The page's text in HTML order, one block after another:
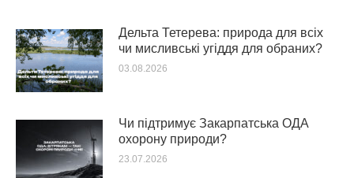
Дельта Тетерева: природа для всіх
чи мисливські угіддя для обраних?
03.08.2026
Чи підтримує Закарпатська ОДА
охорону природи?
23.07.2026